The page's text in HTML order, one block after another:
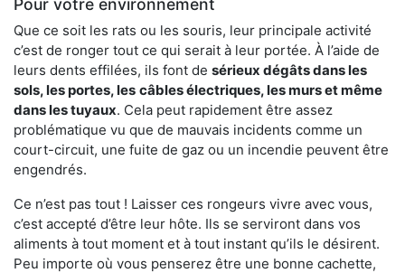
Pour votre environnement
Que ce soit les rats ou les souris, leur principale activité
c’est de ronger tout ce qui serait à leur portée. À l’aide de
leurs dents effilées, ils font de sérieux dégâts dans les
sols, les portes, les câbles électriques, les murs et même
dans les tuyaux. Cela peut rapidement être assez
problématique vu que de mauvais incidents comme un
court-circuit, une fuite de gaz ou un incendie peuvent être
engendrés.
Ce n’est pas tout ! Laisser ces rongeurs vivre avec vous,
c’est accepté d’être leur hôte. Ils se serviront dans vos
aliments à tout moment et à tout instant qu’ils le désirent.
Peu importe où vous penserez être une bonne cachette,